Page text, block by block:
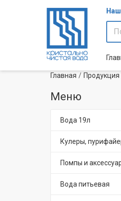
Главная Продукция
Меню
Вода 19л
Кулеры,
Помпы и
Вода питьевая